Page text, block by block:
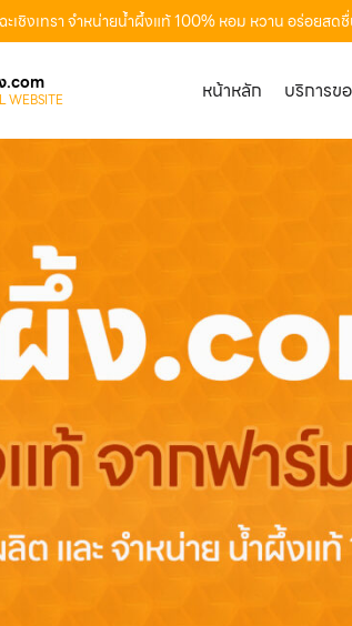
ะเชิงเทรา จำหน่ายน้ำผึ้งแท้ 100% หอม หวาน อร่อยสด
.com
WEBSITE หน้าหลัก บริการข